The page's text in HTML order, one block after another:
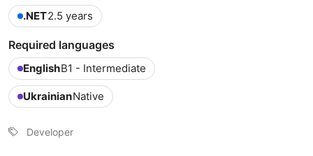
.NET2.5 years
Required languages
EnglishB1 - Intermediate
UkrainianNative
Developer